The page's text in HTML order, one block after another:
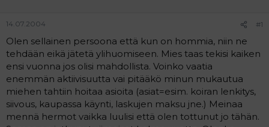
t
u
n
a
l
o
t
t
n
v
i
e
s
14.07.2004 #1
Olen sellainen persoona että kun on hommia, niin ne
tehdään eikä jätetä ylihuomiseen. Mies taas tekisi kaiken
ensi vuonna jos olisi mahdollista. Voinko vaatia
enemmän aktiivisuutta vai pitääkö minun mukautua
miehen tahtiin hoitaa asioita (asiat=esim. koiran lenkitys,
siivous, kaupassa käynti, laskujen maksu jne.) Meinaa
mennä hermot vaikka luulisi että olen tottunut jo tähän.